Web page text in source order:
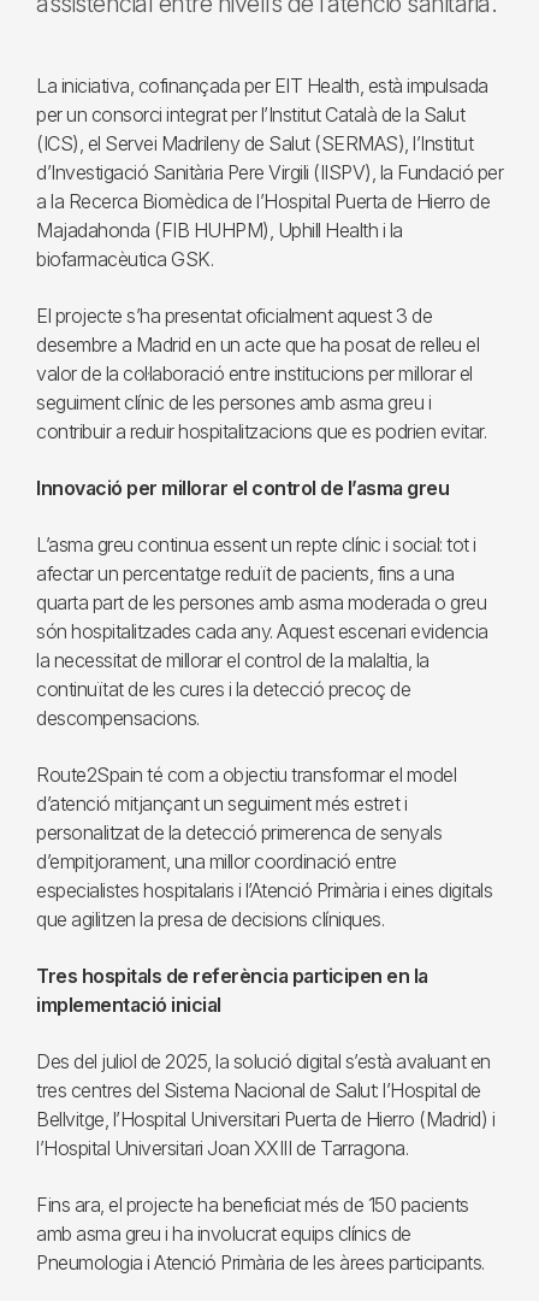
La iniciativa, cofinançada per EIT Health, està impulsada
per un consorci integrat per l’Institut Català de la Salut
(ICS), el Servei Madrileny de Salut (SERMAS), l’Institut
d’Investigació Sanitària Pere Virgili (IISPV), la Fundació per
a la Recerca Biomèdica de l’Hospital Puerta de Hierro de
Majadahonda (FIB HUHPM), Uphill Health i la
biofarmacèutica GSK.
El projecte s’ha presentat oficialment aquest 3 de
desembre a Madrid en un acte que ha posat de relleu el
valor de la col·laboració entre institucions per millorar el
seguiment clínic de les persones amb asma greu i
contribuir a reduir hospitalitzacions que es podrien evitar.
Innovació per millorar el control de l’asma greu
L’asma greu continua essent un repte clínic i social: tot i
afectar un percentatge reduït de pacients, fins a una
quarta part de les persones amb asma moderada o greu
són hospitalitzades cada any. Aquest escenari evidencia
la necessitat de millorar el control de la malaltia, la
continuïtat de les cures i la detecció precoç de
descompensacions.
Route2Spain té com a objectiu transformar el model
d’atenció mitjançant un seguiment més estret i
personalitzat de la detecció primerenca de senyals
d’empitjorament, una millor coordinació entre
especialistes hospitalaris i l’Atenció Primària i eines digitals
que agilitzen la presa de decisions clíniques.
Tres hospitals de referència participen en la
implementació inicial
Des del juliol de 2025, la solució digital s’està avaluant en
tres centres del Sistema Nacional de Salut: l’Hospital de
Bellvitge, l’Hospital Universitari Puerta de Hierro (Madrid) i
l’Hospital Universitari Joan XXIII de Tarragona.
Fins ara, el projecte ha beneficiat més de 150 pacients
amb asma greu i ha involucrat equips clínics de
Pneumologia i Atenció Primària de les àrees participants.